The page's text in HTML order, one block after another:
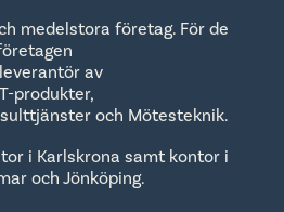
medelstora företag. För de
av
produkter,
och Mötesteknik.
i Karlskrona samt kontor i
och Jönköping.